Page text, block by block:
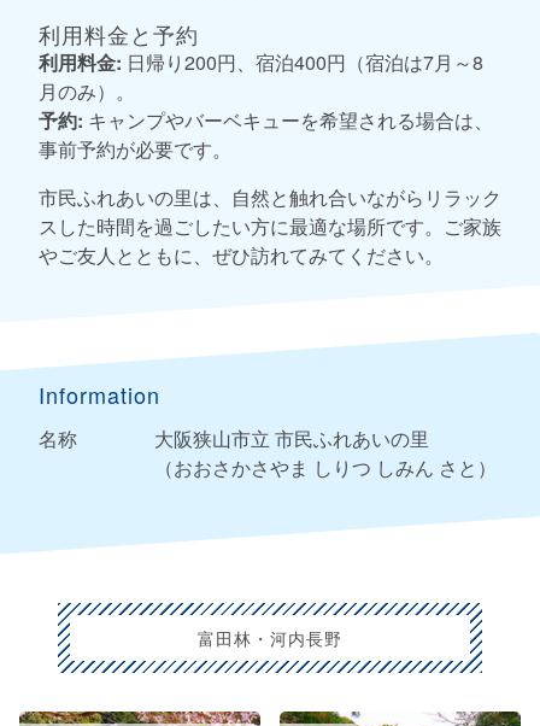
利用料金と予約
利用料金: 日帰り200円、宿泊400円（宿泊は7月～8
月のみ）。
予約: キャンプやバーベキューを希望される場合は、
事前予約が必要です。
市民ふれあいの里は、自然と触れ合いながらリラック
スした時間を過ごしたい方に最適な場所です。ご家族
やご友人とともに、ぜひ訪れてみてください。
Information
名称
大阪狭山市立 市民ふれあいの里
（おおさかさやま しりつ しみん さと）
富田林・河内長野